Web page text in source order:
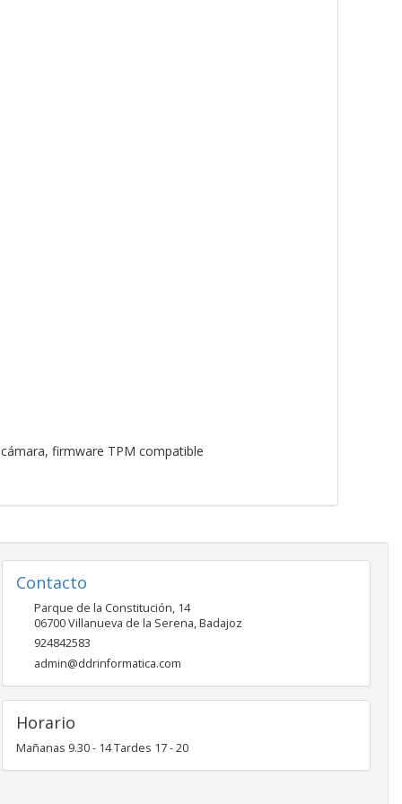
firmware TPM compatible
Contacto
Parque de la Constitución, 14
06700Villanueva de la Serena,Badajoz
924842583
admin@ddrinformatica.com
Horario
Mañanas 9.30 - 14 Tardes 17 - 20